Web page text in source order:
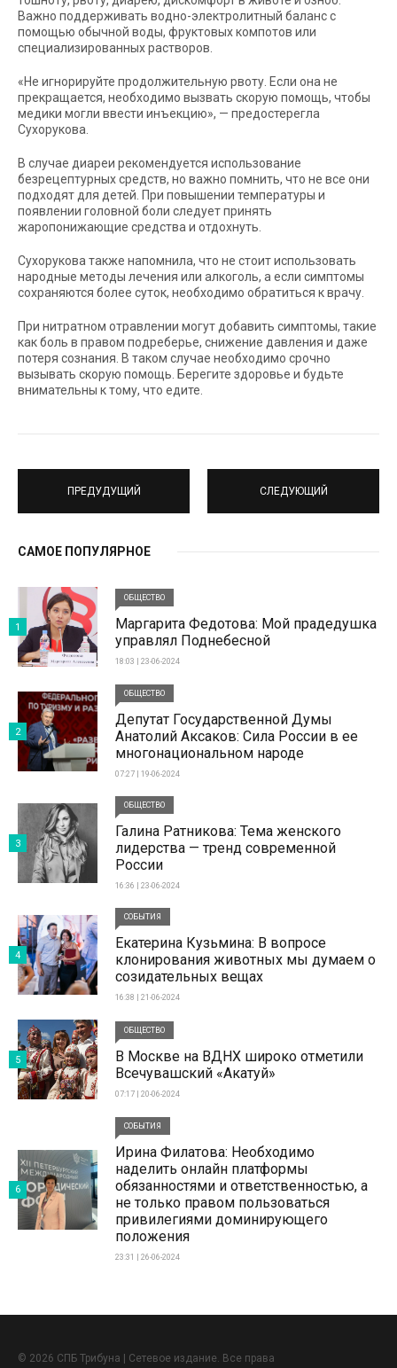
Важно поддерживать водно-электролитный баланс с
помощью обычной воды, фруктовых компотов или
специализированных растворов.
«Не игнорируйте продолжительную рвоту. Если она не
прекращается, необходимо вызвать скорую помощь, чтобы
медики могли ввести инъекцию», — предостерегла
Сухорукова.
В случае диареи рекомендуется использование
безрецептурных средств, но важно помнить, что не все они
подходят для детей. При повышении температуры и
появлении головной боли следует принять
жаропонижающие средства и отдохнуть.
Сухорукова также напомнила, что не стоит использовать
народные методы лечения или алкоголь, а если симптомы
сохраняются более суток, необходимо обратиться к врачу.
При нитратном отравлении могут добавить симптомы, такие
как боль в правом подреберье, снижение давления и даже
потеря сознания. В таком случае необходимо срочно
вызывать скорую помощь. Берегите здоровье и будьте
внимательны к тому, что едите.
ПРЕДУДУЩИЙ СЛЕДУЮЩИЙ
САМОЕ ПОПУЛЯРНОЕ
ОБЩЕСТВО
Маргарита Федотова: Мой прадедушка
управлял Поднебесной
18:03 | 23-06-2024
1
ОБЩЕСТВО
Депутат Государственной Думы
Анатолий Аксаков: Сила России в ее
многонациональном народе
07:27 | 19-06-2024
2
ОБЩЕСТВО
Галина Ратникова: Тема женского
лидерства — тренд современной
России
16:36 | 23-06-2024
3
СОБЫТИЯ
Екатерина Кузьмина: В вопросе
клонирования животных мы думаем о
созидательных вещах
16:38 | 21-06-2024
4
ОБЩЕСТВО
В Москве на ВДНХ широко отметили
Всечувашский «Акатуй»
07:17 | 20-06-2024
5
СОБЫТИЯ
Ирина Филатова: Необходимо
наделить онлайн платформы
обязанностями и ответственностью, а
не только правом пользоваться
привилегиями доминирующего
положения
23:31 | 26-06-2024
6
© 2026 СПБ Трибуна | Сетевое издание. Все права